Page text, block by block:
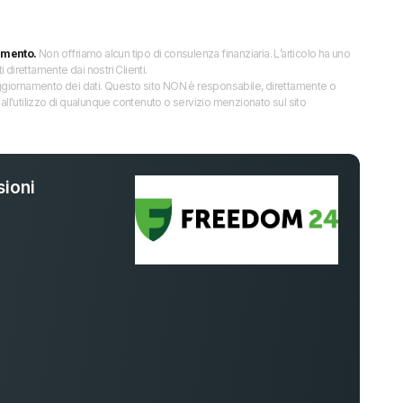
Non offriamo alcun tipo di consulenza finanziaria. L’articolo ha uno
dai nostri Clienti.
dei dati. Questo sito NON è responsabile, direttamente o
di qualunque contenuto o servizio menzionato sul sito